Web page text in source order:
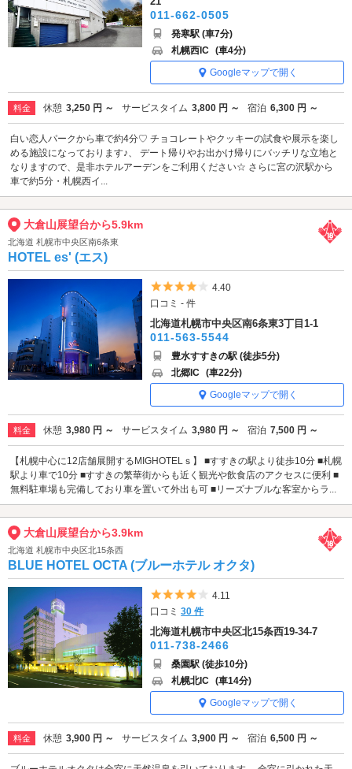
011-662-0505
発寒駅 (車7分)
札幌西IC (車4分)
Googleマップで開く
料金 休憩 3,250 円 ～ サービスタイム 3,800 円 ～ 宿泊 6,300 円 ～
白い恋人パークから車で約4分♡ チョコレートやクッキーの試食や展示を楽し
める施設になっております♪、 デート帰りやお出かけ帰りにバッチリな立地と
なりますので、是非ホテルアーデンをご利用ください☆ さらに宮の沢駅から
車で約5分・札幌西イ...
大倉山展望台から5.9km
北海道 札幌市中央区南6条東
HOTEL es' (エス)
5つ星のうち4
4.40
口コミ - 件
北海道札幌市中央区南6条東3丁目1-1
011-563-5544
豊水すすきの駅 (徒歩5分)
北郷IC (車22分)
Googleマップで開く
料金 休憩 3,980 円 ～ サービスタイム 3,980 円 ～ 宿泊 7,500 円 ～
【札幌中心に12店舗展開するMIGHOTELｓ】 ■すすきの駅より徒歩10分 ■札幌
駅より車で10分 ■すすきの繁華街からも近く観光や飲食店のアクセスに便利 ■
無料駐車場も完備しており車を置いて外出も可 ■リーズナブルな客室からラ...
大倉山展望台から3.9km
北海道 札幌市中央区北15条西
BLUE HOTEL OCTA (ブルーホテル オクタ)
5つ星のうち4
4.11
口コミ30 件
北海道札幌市中央区北15条西19-34-7
011-738-2466
桑園駅 (徒歩10分)
札幌北IC (車14分)
Googleマップで開く
料金 休憩 3,900 円 ～ サービスタイム 3,900 円 ～ 宿泊 6,500 円 ～